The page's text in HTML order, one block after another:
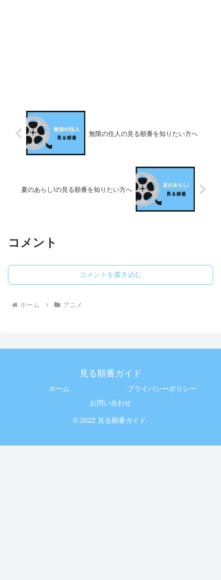
無限の住人の見る順番を知りたい方へ
夏のあらし!の見る順番を知りたい方へ
コメント
コメントを書き込む
ホーム アニメ
見る順番ガイド
ホーム
プライバシーポリシー
お問い合わせ
© 2022 見る順番ガイド.